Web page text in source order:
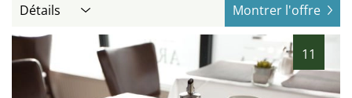
Détails Montrer l'offre
11